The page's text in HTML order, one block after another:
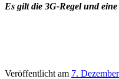
Es gilt die 3G-Regel und
Veröffentlicht am 7.